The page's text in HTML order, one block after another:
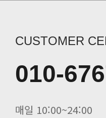
CUSTOMER
010-
매일 10:00~24:00